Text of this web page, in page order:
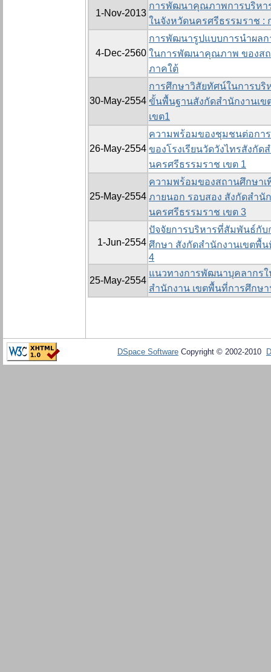
1-Nov-2013
การพัฒนาคุณภาพการบริหา
ในจังหวัดนครศรีธรรมราช :
4-Dec-2560
การพัฒนารูปแบบการนำผล
ในการพัฒนาคุณภาพ ของส
ภาคใต้
30-May-2554
การศึกษาวิสัยทัศน์ในการบริ
ขั้นพื้นฐานสังกัดสำนักงานเ
เขต1
26-May-2554
ความพร้อมของชุมชนต่อกา
ของโรงเรียนวัดวังไทรสังกั
นครศรีธรรมราช เขต 1
25-May-2554
ความพร้อมของสถานศึกษา
ภายนอก รอบสอง สังกัดสำนั
นครศรีธรรมราช เขต 3
1-Jun-2554
ปัจจัยการบริหารที่สัมพันธ์กั
ศึกษา สังกัดสำนักงานเขตพื้
4
25-May-2554
แนวทางการพัฒนาบุคลากร
สำนักงาน เขตพื้นที่การศึกษ
DSpace Software Copyright © 2002-2010